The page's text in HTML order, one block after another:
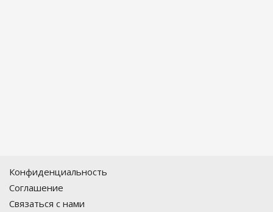
Конфиденциальность
Соглашение
Связаться с нами